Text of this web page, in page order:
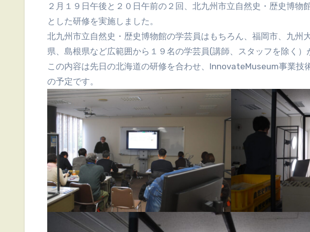
２月１９日午後と２０日午前の２回、北九州市立自然史・歴史博物館にて、デジタル撮影を主体
とした研修を実施しました。
北九州市立自然史・歴史博物館の学芸員はもちろん、福岡市、九州
県、島根県など広範囲から１９名の学芸員(講師、スタッフを除く）
この内容は先日の北海道の研修を合わせ、InnovateMuseum事業技
の予定です。